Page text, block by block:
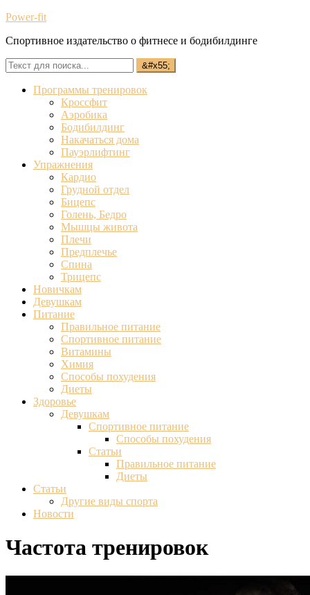
Power-fit
Спортивное издательство о фитнесе и бодибилдинге
Программы тренировок
Кроссфит
Аэробика
Бодибилдинг
Накачаться дома
Пауэрлифтинг
Упражнения
Кардио
Грудной отдел
Бицепс
Голень, Бедро
Мышцы живота
Плечи
Предплечье
Спина
Трицепс
Новичкам
Девушкам
Питание
Правильное питание
Спортивное питание
Витамины
Химия
Способы похудения
Диеты
Здоровье
Девушкам
Спортивное питание
Способы похудения
Статьи
Правильное питание
Диеты
Статьи
Другие виды спорта
Новости
Частота тренировок